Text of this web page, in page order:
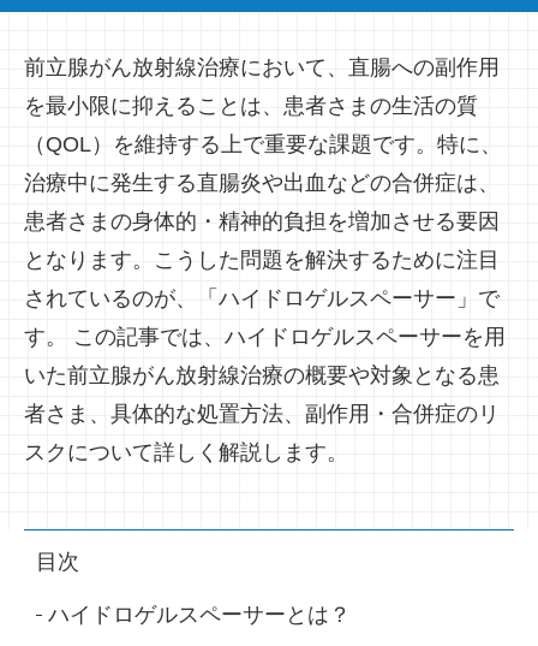
前立腺がん放射線治療において、直腸への副作用
を最小限に抑えることは、患者さまの生活の質
（QOL）を維持する上で重要な課題です。特に、
治療中に発生する直腸炎や出血などの合併症は、
患者さまの身体的・精神的負担を増加させる要因
となります。こうした問題を解決するために注目
されているのが、「ハイドロゲルスペーサー」で
す。 この記事では、ハイドロゲルスペーサーを用
いた前立腺がん放射線治療の概要や対象となる患
者さま、具体的な処置方法、副作用・合併症のリ
スクについて詳しく解説します。
目次
ハイドロゲルスペーサーとは？